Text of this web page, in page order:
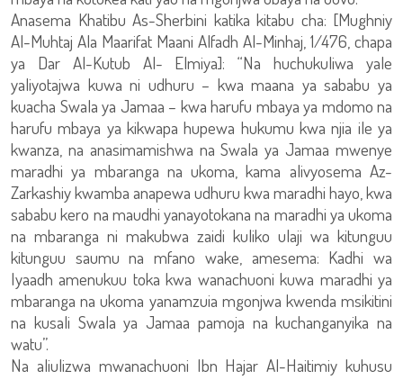
Anasema Khatibu As-Sherbini katika kitabu cha: [Mughniy
Al-Muhtaj Ala Maarifat Maani Alfadh Al-Minhaj, 1/476, chapa
ya Dar Al-Kutub Al- Elmiya]: “Na huchukuliwa yale
yaliyotajwa kuwa ni udhuru – kwa maana ya sababu ya
kuacha Swala ya Jamaa – kwa harufu mbaya ya mdomo na
harufu mbaya ya kikwapa hupewa hukumu kwa njia ile ya
kwanza, na anasimamishwa na Swala ya Jamaa mwenye
maradhi ya mbaranga na ukoma, kama alivyosema Az-
Zarkashiy kwamba anapewa udhuru kwa maradhi hayo, kwa
sababu kero na maudhi yanayotokana na maradhi ya ukoma
na mbaranga ni makubwa zaidi kuliko ulaji wa kitunguu
kitunguu saumu na mfano wake, amesema: Kadhi wa
Iyaadh amenukuu toka kwa wanachuoni kuwa maradhi ya
mbaranga na ukoma yanamzuia mgonjwa kwenda msikitini
na kusali Swala ya Jamaa pamoja na kuchanganyika na
watu”.
Na aliulizwa mwanachuoni Ibn Hajar Al-Haitimiy kuhusu